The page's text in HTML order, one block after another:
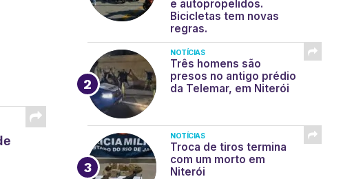
e autopropelidos.
Bicicletas tem novas
regras.
NOTÍCIAS
Três homens são
presos no antigo prédio
da Telemar, em Niterói
NOTÍCIAS
Troca de tiros termina
com um morto em
Niterói